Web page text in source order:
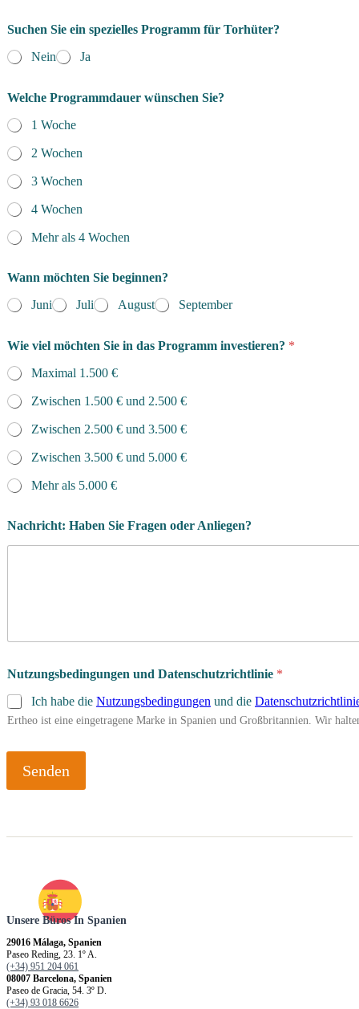
Suchen Sie ein spezielles Programm für Torhüter?
Nein
Ja
Welche Programmdauer wünschen Sie?
1 Woche
2 Wochen
3 Wochen
4 Wochen
Mehr als 4 Wochen
Wann möchten Sie beginnen?
Juni
Juli August September
Wie viel möchten Sie in das Programm investieren? *
Maximal 1.500 €
Zwischen 1.500 € und 2.500 €
Zwischen 2.500 € und 3.500 €
Zwischen 3.500 € und 5.000 €
Mehr als 5.000 €
Nachricht: Haben Sie Fragen oder Anliegen?
Nutzungsbedingungen und Datenschutzrichtlinie *
Ich habe die Nutzungsbedingungen und die
Ertheo ist eine eingetragene Marke in Spanien und Großbritannien. Wir
Senden
Unsere Büros In Spanien
29016 Málaga, Spanien
Paseo Reding, 23. 1º A.
(+34) 951 204 061
08007 Barcelona, Spanien
Paseo de Gracia, 54. 3º D.
(+34) 93 018 6626